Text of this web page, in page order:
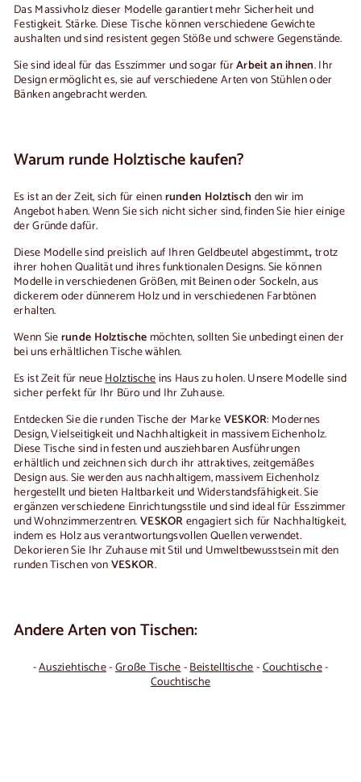
Das Massivholz dieser Modelle garantiert mehr Sicherheit und
Festigkeit.Stärke. Diese Tische können verschiedene Gewichte
aushalten und sind resistent gegen Stöße und schwere Gegenstände.
Sie sind ideal für das Esszimmer und sogar fürArbeit an ihnen. Ihr
Design ermöglicht es, sie auf verschiedene Arten von Stühlen oder
Bänken angebracht werden.
Warum runde Holztische kaufen?
Es ist an der Zeit, sich für einenrunden Holztischden wir im
Angebot haben. Wenn Sie sich nicht sicher sind, finden Sie hier einige
der Gründe dafür.
Diese Modelle sind preislich auf Ihren Geldbeutel abgestimmt.,trotz
ihrer hohen Qualität und ihres funktionalen Designs. Sie können
Modelle in verschiedenen Größen, mit Beinen oder Sockeln, aus
dickerem oder dünnerem Holz und in verschiedenen Farbtönen
erhalten.
Wenn Sierunde Holztischemöchten, sollten Sie unbedingt einen der
bei uns erhältlichen Tische wählen.
Es ist Zeit für neueHolztischeins Haus zu holen. Unsere Modelle sind
sicher perfekt für Ihr Büro und Ihr Zuhause.
Entdecken Sie die runden Tische der MarkeVESKOR: Modernes
Design, Vielseitigkeit und Nachhaltigkeit in massivem Eichenholz.
Diese Tische sind in festen und ausziehbaren Ausführungen
erhältlich und zeichnen sich durch ihr attraktives, zeitgemäßes
Design aus. Sie werden aus nachhaltigem, massivem Eichenholz
hergestellt und bieten Haltbarkeit und Widerstandsfähigkeit. Sie
ergänzen verschiedene Einrichtungsstile und sind ideal für Esszimmer
und Wohnzimmerzentren.VESKORengagiert sich für Nachhaltigkeit,
indem es Holz aus verantwortungsvollen Quellen verwendet.
Dekorieren Sie Ihr Zuhause mit Stil und Umweltbewusstsein mit den
runden Tischen vonVESKOR.
Andere Arten von Tischen:
-Ausziehtische-Große Tische-Beistelltische-Couchtische-
Couchtische